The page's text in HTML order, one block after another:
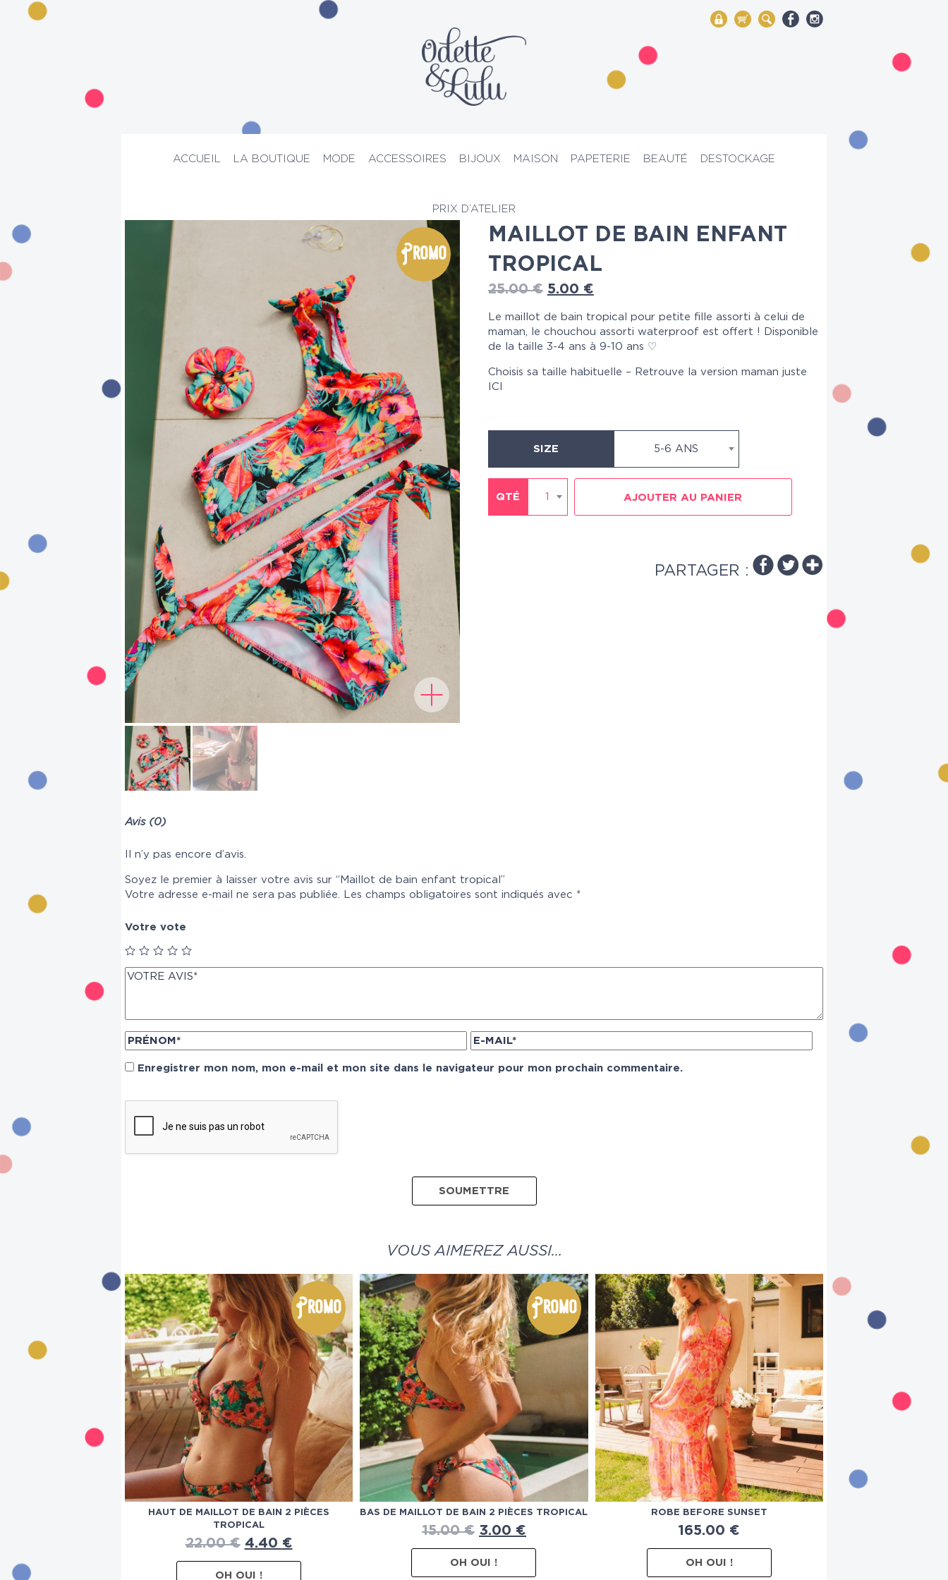
My Account
Mon panier
Rechercher
ACCUEIL LA BOUTIQUE MODE ACCESSOIRES BIJOUX MAISON PAPETERIE BEAUTÉ DESTOCKAGE
PRIX D’ATELIER
Promo
MAILLOT DE BAIN ENFANT
TROPICAL
25.00€ 5.00 €
Le maillot de bain tropical pour petite fille assorti à celui de
maman, le chouchou assorti waterproof est offert ! Disponible
de la taille 3-4 ans à 9-10 ans ♡
Choisis sa taille habituelle – Retrouve la version maman juste
ICI
SIZE 5-6 ANS
QTÉ 1 AJOUTER AU PANIER
PARTAGER :
Avis (0)
Il n’y pas encore d’avis.
Soyez le premier à laisser votre avis sur “Maillot de bain enfant tropical”
Votre adresse e-mail ne sera pas publiée.
Les champs obligatoires sont indiqués avec *
Votre vote
Enregistrer mon nom, mon e-mail et mon site dans le navigateur pour mon prochain commentaire.
VOUS AIMEREZ AUSSI…
Promo
HAUT DE MAILLOT DE BAIN 2 PIÈCES
TROPICAL
22.00€ 4.40 €
OH OUI !
Promo
BAS DE MAILLOT DE BAIN 2 PIÈCES TROPICAL
15.00€ 3.00 €
OH OUI !
ROBE BEFORE SUNSET
165.00 €
OH OUI !